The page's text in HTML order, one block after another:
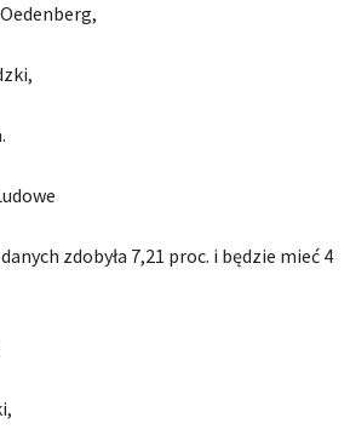
zdobyła 7,21 proc. i będzie mieć 4